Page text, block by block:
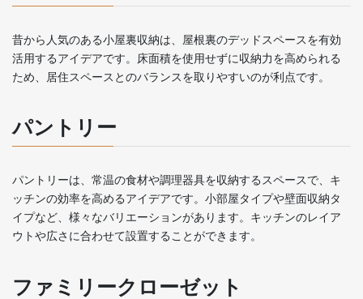
昔から人気のある小屋裏収納は、屋根裏のデッドスペースを有効
活用するアイデアです。床面積を使用せずに収納力を高められる
ため、居住スペースとのバランスを取りやすいのが利点です。
パントリー
パントリーは、常温の食材や調理器具を収納するスペースで、キ
ッチンの効率を高めるアイデアです。小部屋タイプや壁面収納タ
イプなど、様々なバリエーションがあります。キッチンのレイア
ウトや広さに合わせて設置することができます。
ファミリークローゼット